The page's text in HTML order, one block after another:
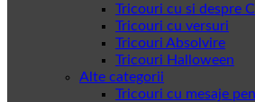
Tricouri cu si despre
Tricouri cu versuri
Tricouri Absolvire
Tricouri Halloween
Alte categorii
Tricouri cu mesaje